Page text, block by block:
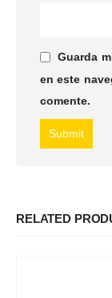
Guarda
en este
comente.
RELATED